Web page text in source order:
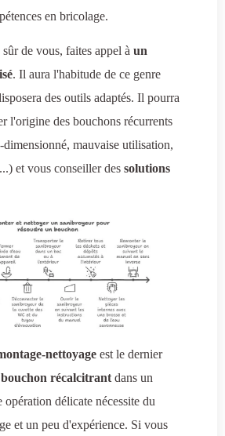
en bricolage.
de vous, faites appel à un
. Il aura l'habitude de ce genre
des outils adaptés. Il pourra
l'origine des bouchons récurrents
dimensionné, mauvaise utilisation,
et vous conseiller des solutions
nettoyage est le dernier
bouchon récalcitrant dans un
opération délicate nécessite du
et un peu d'expérience. Si vous